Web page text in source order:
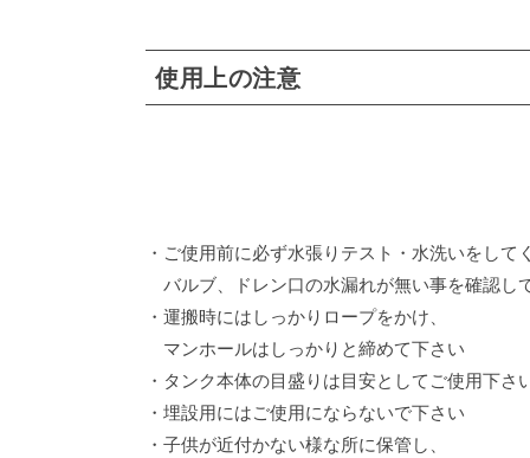
使用上の注意
・ご使用前に必ず水張りテスト・水洗いをして
バルブ、ドレン口の水漏れが無い事を確認し
・運搬時にはしっかりロープをかけ、
マンホールはしっかりと締めて下さい
・タンク本体の目盛りは目安としてご使用下さ
・埋設用にはご使用にならないで下さい
・子供が近付かない様な所に保管し、